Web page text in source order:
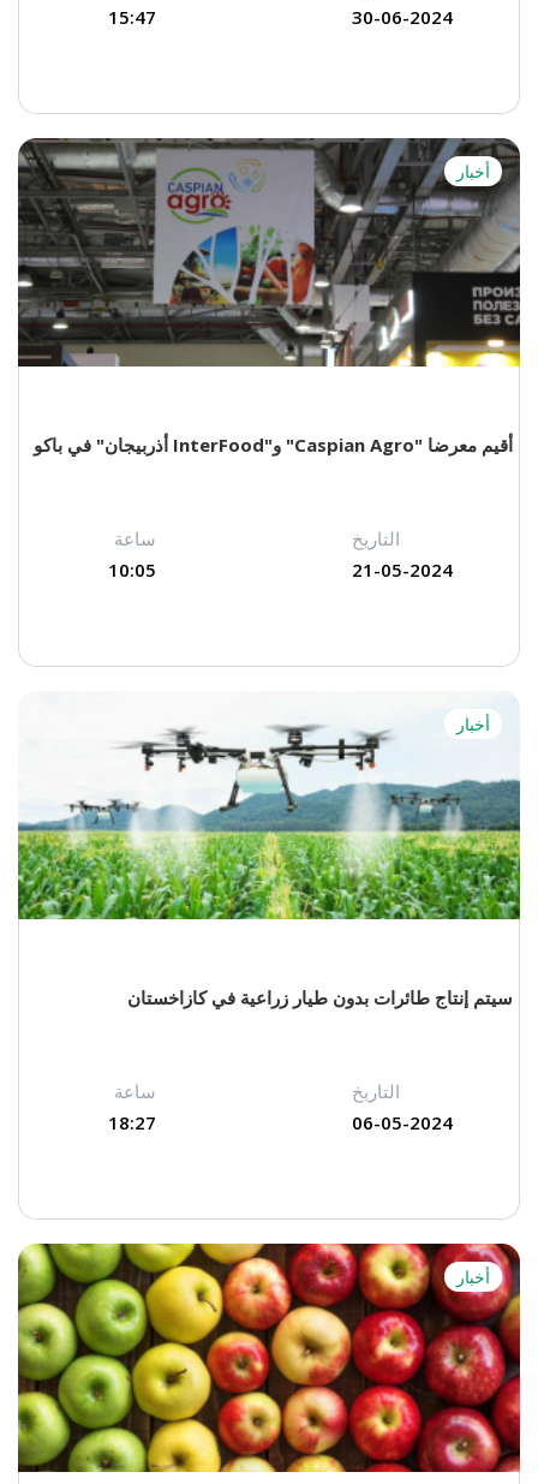
30-06-2024
15:47
أخبار
أقيم معرضا "Caspian Agro" و"InterFood أذربيجان" في باكو
التاريخ
ساعة
21-05-2024
10:05
أخبار
سيتم إنتاج طائرات بدون طيار زراعية في كازاخستان
التاريخ
ساعة
06-05-2024
18:27
أخبار